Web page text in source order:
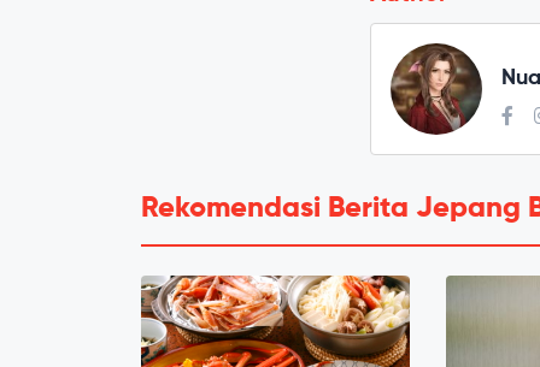
Rekomendasi Berita Jepang